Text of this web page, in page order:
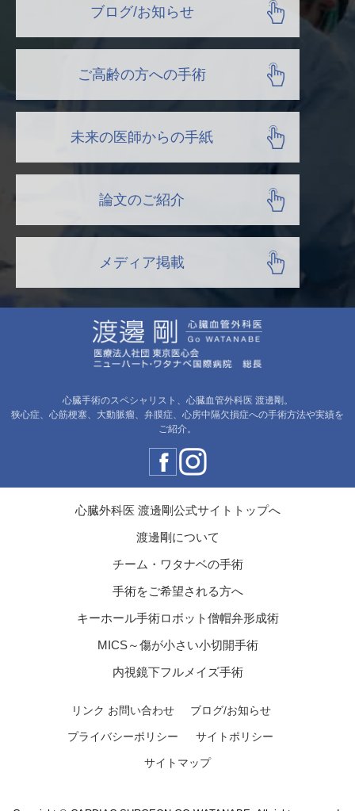
ブログ/お知らせ
ご高齢の方への手術
未来の医師からの手紙
論文のご紹介
メディア掲載
心臓手術のスペシャリスト、心臓血管外科医 渡邊剛。
狭心症、心筋梗塞、大動脈瘤、弁膜症、心房中隔欠損症への手術方法や実績を
ご紹介。
心臓外科医 渡邊剛公式サイトトップへ
渡邊剛について
チーム・ワタナベの手術
手術をご希望される方へ
キーホール手術ロボット僧帽弁形成術
MICS～傷が小さい小切開手術
内視鏡下フルメイズ手術
リンク お問い合わせ ブログ/お知らせ
プライバシーポリシー サイトポリシー
サイトマップ